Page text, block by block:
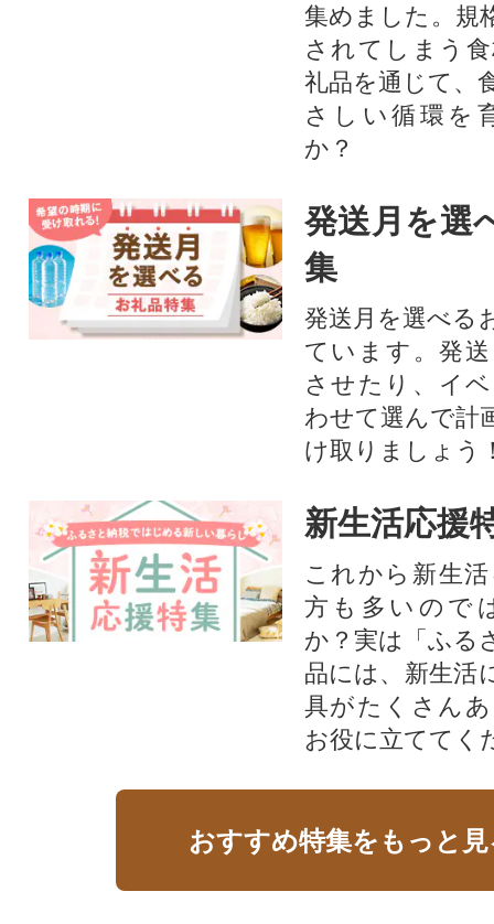
集めました。規
されてしまう
礼品を通じて、
さしい循環を
か？​
発送月を選
集
発送月を選べる
ています。発
させたり、イ
わせて選んで計
け取りましょう
新生活応援
これから新生
方も多いので
か？実は「ふる
品には、新生活
具がたくさん
お役に立ててく
おすすめ特集をもっと